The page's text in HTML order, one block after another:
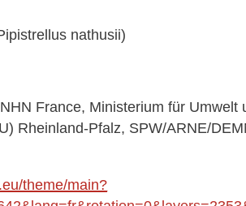
nathusii)
France, Ministerium für Umwelt
Rheinland-Pfalz, SPW/ARNE/
theme/main?